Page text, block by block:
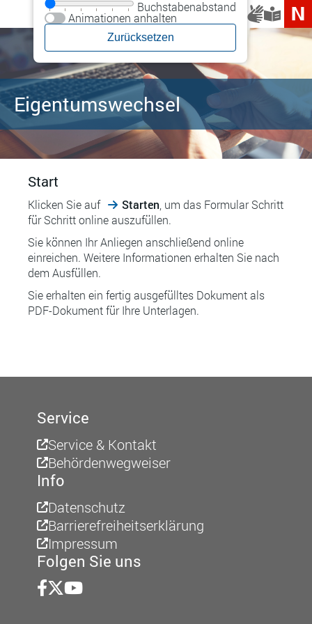
Buchstabenabstand
Animationen anhalten
Eigentumswechsel
Start
Klicken Sie auf Starten , um das Formular Schritt
für Schritt online auszufüllen.
Sie können Ihr Anliegen anschließend online
einreichen. Weitere Informationen erhalten Sie nach
dem Ausfüllen.
Sie erhalten ein fertig ausgefülltes Dokument als
PDF-Dokument für Ihre Unterlagen.
Service
Service & Kontakt
Behördenwegweiser
Info
Datenschutz
Barrierefreiheitserklärung
Impressum
Folgen Sie uns